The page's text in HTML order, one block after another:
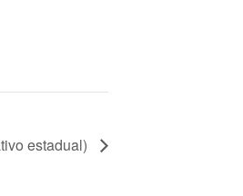
estadual)